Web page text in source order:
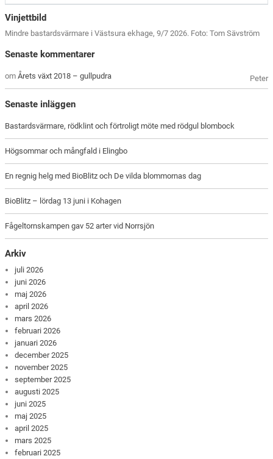
Vinjettbild
Mindre bastardsvärmare i Västsura ekhage, 9/7 2026. Foto: Tom Sävström
Senaste kommentarer
Peter
omÅrets växt 2018 – gullpudra
Senaste inläggen
Bastardsvärmare, rödklint och förtroligt möte med rödgul blombock
Högsommar och mångfald i Elingbo
En regnig helg med BioBlitz och De vilda blommornas dag
BioBlitz – lördag 13 juni i Kohagen
Fågeltornskampen gav 52 arter vid Norrsjön
Arkiv
juli 2026
juni 2026
maj 2026
april 2026
mars 2026
februari 2026
januari 2026
december 2025
november 2025
september 2025
augusti 2025
juni 2025
maj 2025
april 2025
mars 2025
februari 2025